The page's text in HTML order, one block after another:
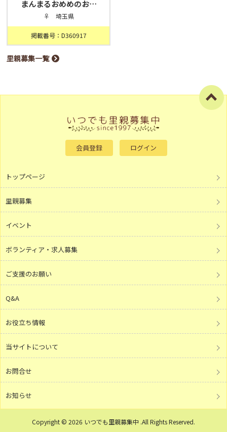
まんまるおめめのお…
♀ 埼玉県
掲載番号：D360917
里親募集一覧
会員登録 ログイン
トップページ
里親募集
イベント
ボランティア・求人募集
ご支援のお願い
Q&A
お役立ち情報
当サイトについて
お問合せ
お知らせ
Copyright © 2026 いつでも里親募集中 .All Rights Reserved.